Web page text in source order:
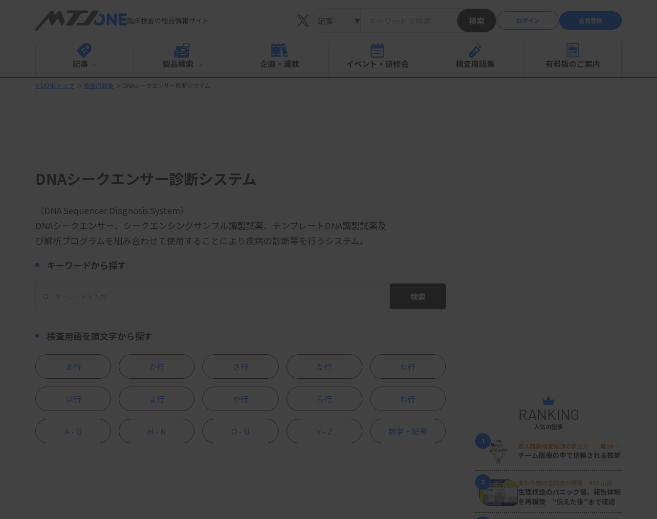
臨床検査の総合情報サイト ▼ 検索 ログイン 会員登録
記事 製品検索 企画・連載 イベント・研修会 検査用語集 有料版のご案内
MTJONEトップ ＞ 検査用語集 ＞ DNAシークエンサー診断システム
DNAシークエンサー診断システム
（DNA Sequencer Diagnosis System）
DNAシークエンサー、シークエンシングサンプル調製試薬、テンプレートDNA調製試薬及
び解析プログラムを組み合わせて使用することにより疾病の診断等を行うシステム。
キーワードから探す
検索
検査用語を頭文字から探す
あ行 か行 さ行 た行 な行
は行 ま行 や行 ら行 わ行
A - G H - N O - U V - Z 数字・記号
RANKING
人気の記事
1
新人臨床検査技師の歩き方 ［第16
回］
チーム医療の中で信頼される技師
2
変わり続ける検査の現場 #32 山形済
生病院
生理検査のパニック値、報告体制
を再構築 “伝えた後”まで確認